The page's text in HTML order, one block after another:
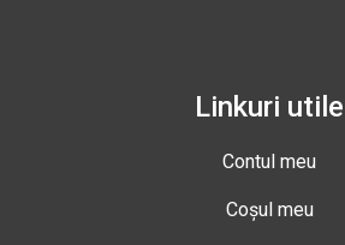
Linkuri utile
Contul meu
Coșul meu